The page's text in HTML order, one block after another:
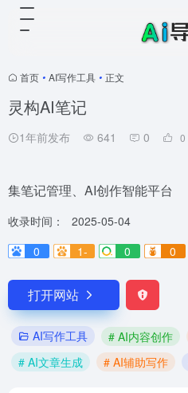
首页 • AI写作工具 • 正文
灵构AI笔记
1年前发布 641 0 0
集笔记管理、AI创作智能平台
收录时间：
2025-05-04
0
1- 0 0
打开网站
AI写作工具 # AI内容创作
# AI文章生成
# AI辅助写作